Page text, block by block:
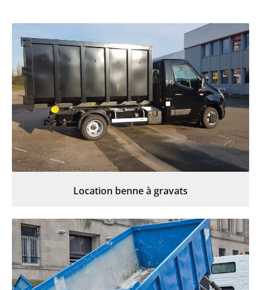
Location benne à gravats